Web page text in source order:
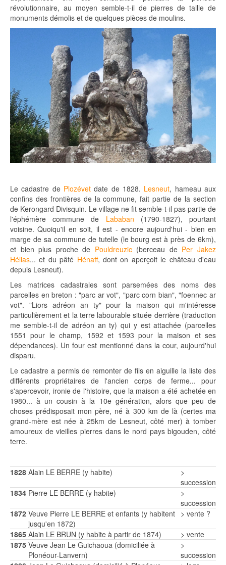
révolutionnaire, au moyen semble-t-il de pierres de taille de
monuments démolis et de quelques pièces de moulins.
Le cadastre de Plozévet date de 1828. Lesneut, hameau aux
confins des frontières de la commune, fait partie de la section
de Kerongard Divisquin. Le village ne fit semble-t-il pas partie de
l'éphémère commune de Lababan (1790-1827), pourtant
voisine. Quoiqu'il en soit, il est - encore aujourd'hui - bien en
marge de sa commune de tutelle (le bourg est à près de 6km),
et bien plus proche de Pouldreuzic (berceau de Per Jakez
Hélias... et du pâté Hénaff, dont on aperçoit le château d'eau
depuis Lesneut).
Les matrices cadastrales sont parsemées des noms des
parcelles en breton : "parc ar vot", "parc corn bian", "foennec ar
vot". "Liors adréon an ty" pour la maison qui m'intéresse
particulièrement et la terre labourable située derrière (traduction
me semble-t-il de adréon an ty) qui y est attachée (parcelles
1551 pour le champ, 1592 et 1593 pour la maison et ses
dépendances). Un four est mentionné dans la cour, aujourd'hui
disparu.
Le cadastre a permis de remonter de fils en aiguille la liste des
différents propriétaires de l'ancien corps de ferme... pour
s'apercevoir, ironie de l'histoire, que la maison a été achetée en
1980... à un cousin à la 10e génération, alors que peu de
choses prédisposait mon père, né à 300 km de là (certes ma
grand-mère est née à 25km de Lesneut, côté mer) à tomber
amoureux de vieilles pierres dans le nord pays bigouden, côté
terre.
1828 Alain LE BERRE (y habite)
>
succession
1834 Pierre LE BERRE (y habite)
>
succession
1872 Veuve Pierre LE BERRE et enfants (y habitent
jusqu'en 1872)
> vente ?
1865 Alain LE BRUN (y habite à partir de 1874)
> vente
1875 Veuve Jean Le Guichaoua (domiciliée à
Plonéour-Lanvern)
>
succession